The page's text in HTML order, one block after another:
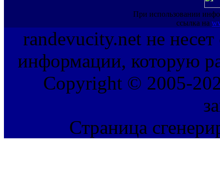
При использовании
ссылка на
randevucity.net не несет
информации, которую
Copyright © 2005-
Страница